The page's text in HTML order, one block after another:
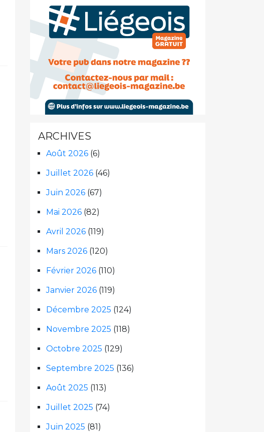
ARCHIVES
Août 2026 (6)
Juillet 2026 (46)
Juin 2026 (67)
Mai 2026 (82)
Avril 2026 (119)
Mars 2026 (120)
Février 2026 (110)
Janvier 2026 (119)
Décembre 2025 (124)
Novembre 2025 (118)
Octobre 2025 (129)
Septembre 2025 (136)
Août 2025 (113)
Juillet 2025 (74)
Juin 2025 (81)